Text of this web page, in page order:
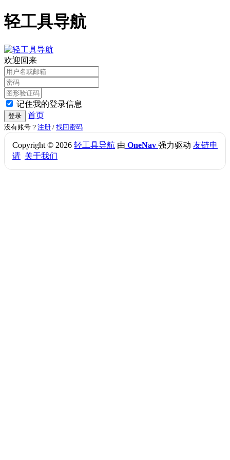
轻工具导航
欢迎回来
记住我的登录信息
登录 首页
没有账号？ 注册 / 找回密码
Copyright © 2026 轻工具导航 由 OneNav 强力驱动 友链申
请 关于我们